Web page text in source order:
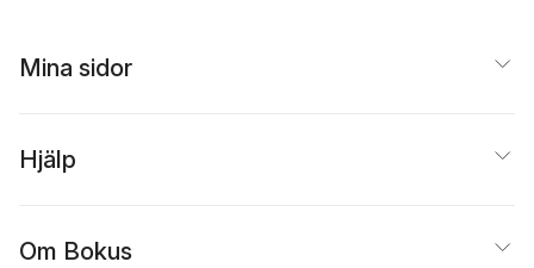
Mina sidor
Hjälp
Om Bokus